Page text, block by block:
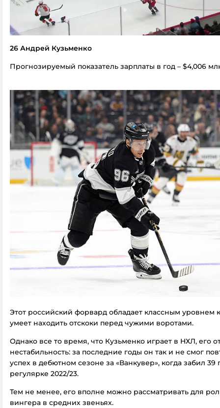
26 Андрей Кузьменко
Прогнозируемый показатель зарплаты в год – $4,006
Этот российский форвард обладает классным уровнем
умеет находить отскоки перед чужими воротами.
Однако все то время, что Кузьменко играет в НХЛ, его
нестабильность: за последние годы он так и не смог
успех в дебютном сезоне за «Ванкувер», когда забил 39
регулярке 2022/23.
Тем не менее, его вполне можно рассматривать для
вингера в средних звеньях.